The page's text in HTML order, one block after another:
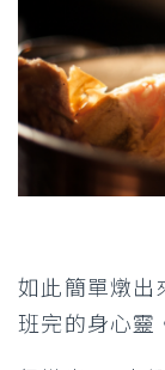
如此簡單燉出
班完的身心靈